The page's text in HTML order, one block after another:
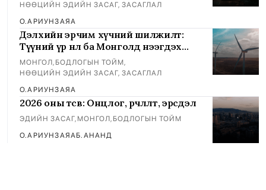
НӨӨЦИЙН ЭДИЙН ЗАСАГ, ЗАСАГЛАЛ
О.АРИУНЗАЯА
Дэлхийн эрчим хүчний шилжилт:
Түүний үр нөлөө ба Монголд нээгдэх
боломжууд
МОНГОЛ, БОДЛОГЫН ТОЙМ,
НӨӨЦИЙН ЭДИЙН ЗАСАГ, ЗАСАГЛАЛ
О.АРИУНЗАЯА
2026 оны төсөв: Онцлог, өөрчлөлт, эрсдэл
ЭДИЙН ЗАСАГ, МОНГОЛ, БОДЛОГЫН ТОЙМ
О.АРИУНЗАЯАБ.АНАНД